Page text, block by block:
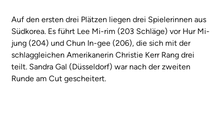
Auf den ersten drei Plätzen liegen drei Spielerinnen aus
Südkorea. Es führt Lee Mi-rim (203 Schläge) vor Hur Mi-
jung (204) und Chun In-gee (206), die sich mit der
schlaggleichen Amerikanerin Christie Kerr Rang drei
teilt. Sandra Gal (Düsseldorf) war nach der zweiten
Runde am Cut gescheitert.